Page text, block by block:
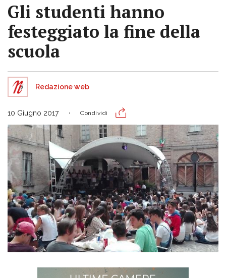
Gli studenti hanno
festeggiato la fine della
scuola
Redazione web
10 Giugno 2017 Condividi